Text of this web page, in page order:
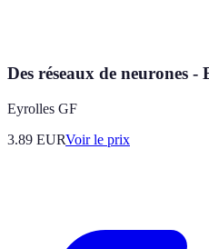
Des réseaux de neurones -
Eyrolles GF
3.89 EURVoir le prix